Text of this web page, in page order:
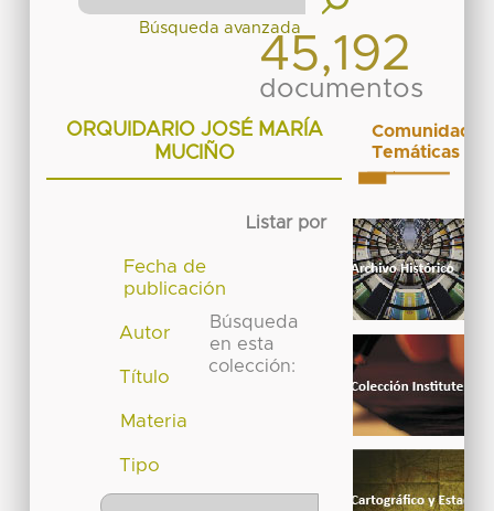
45,192
documentos
ORQUIDARIO JOSÉ MARÍA
MUCIÑO
Listar por
Fecha de
publicación
Autor
Título
Materia
Tipo
Búsqueda
en esta
colección:
Comunidades
Temáticas